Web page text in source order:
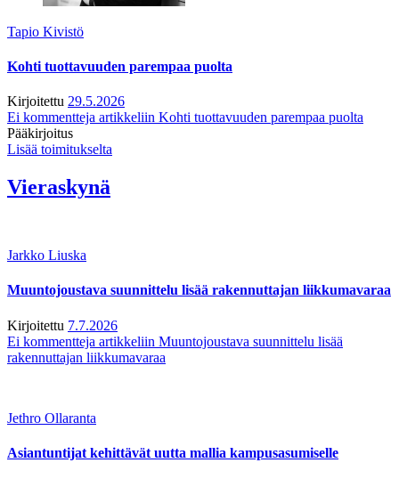
Tapio Kivistö
Kohti tuottavuuden parempaa puolta
Kirjoitettu 29.5.2026
Ei kommentteja artikkeliin Kohti tuottavuuden parempaa puolta
Pääkirjoitus
Lisää toimitukselta
Vieraskynä
Jarkko Liuska
Muuntojoustava suunnittelu lisää rakennuttajan liikkumavaraa
Kirjoitettu 7.7.2026
Ei kommentteja artikkeliin Muuntojoustava suunnittelu lisää
rakennuttajan liikkumavaraa
Jethro Ollaranta
Asiantuntijat kehittävät uutta mallia kampusasumiselle